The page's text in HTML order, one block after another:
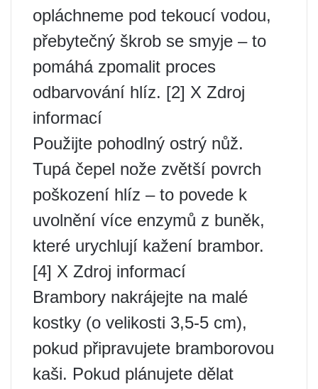
opláchneme pod tekoucí vodou,
přebytečný škrob se smyje – to
pomáhá zpomalit proces
odbarvování hlíz. [2] X Zdroj
informací
Použijte pohodlný ostrý nůž.
Tupá čepel nože zvětší povrch
poškození hlíz – to povede k
uvolnění více enzymů z buněk,
které urychlují kažení brambor.
[4] X Zdroj informací
Brambory nakrájejte na malé
kostky (o velikosti 3,5-5 cm),
pokud připravujete bramborovou
kaši. Pokud plánujete dělat